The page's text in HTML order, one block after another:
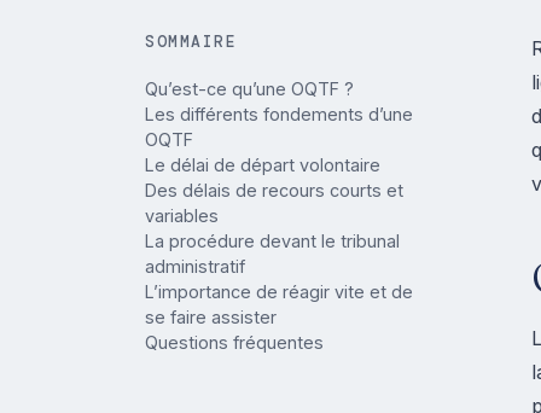
SOMMAIRE
Qu’est-ce qu’une OQTF ?
Les différents fondements d’une
OQTF
Le délai de départ volontaire
Des délais de recours courts et
variables
La procédure devant le tribunal
administratif
L’importance de réagir vite et de
se faire assister
Questions fréquentes